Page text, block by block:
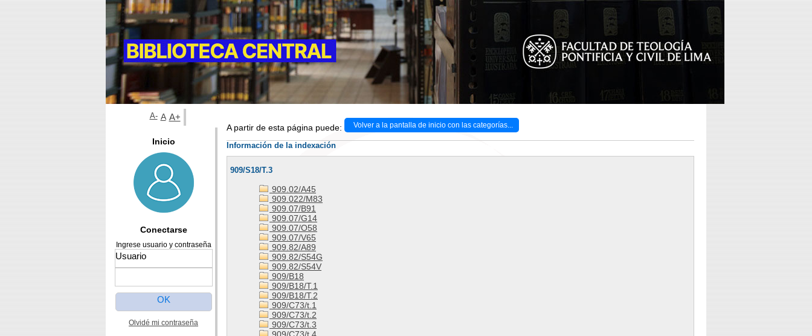
A partir de esta página puede: Volver a la pantalla de inicio con las categorías...
Información de la indexación
909/S18/T.3
909.02/A45
909.022/M83
909.07/B91
909.07/G14
909.07/O58
909.07/V65
909.82/A89
909.82/S54G
909.82/S54V
909/B18
909/B18/T.1
909/B18/T.2
909/C73/t.1
909/C73/t.2
909/C73/t.3
A- A A+
Inicio
Conectarse
Ingrese usuario y contraseña
Olvidé mi contraseña